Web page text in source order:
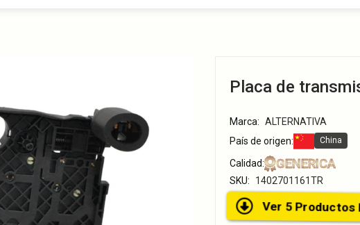
Placa de
Marca: ALTERNATIVA
País de origen:
China
Calidad: GENERICA
SKU: 1402701161TR
Ver 5